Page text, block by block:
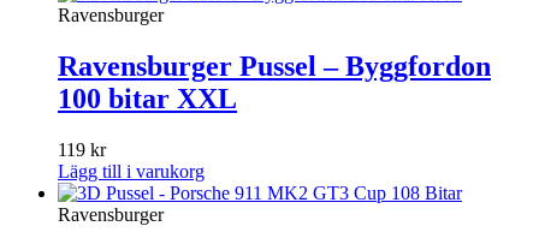
Ravensburger
Ravensburger Pussel – Byggfordon
100 bitar XXL
119 kr
Lägg till i varukorg
Ravensburger